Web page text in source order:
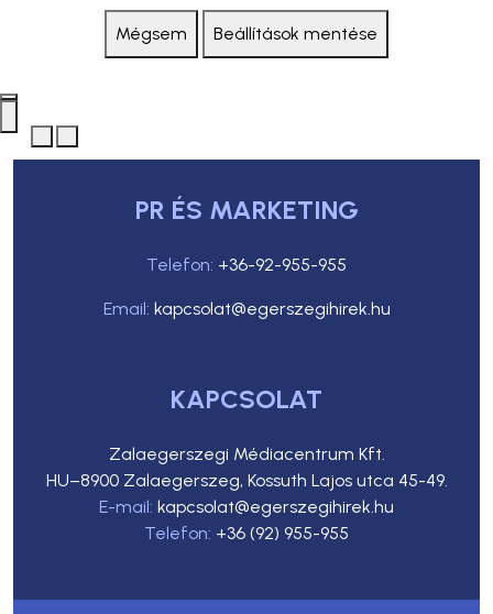
Mégsem Beállítások mentése
PR ÉS MARKETING
Telefon: +36-92-955-955
Email: kapcsolat@egerszegihirek.hu
KAPCSOLAT
Zalaegerszegi Médiacentrum Kft.
HU–8900 Zalaegerszeg, Kossuth Lajos utca 45-49.
E-mail: kapcsolat@egerszegihirek.hu
Telefon: +36 (92) 955-955